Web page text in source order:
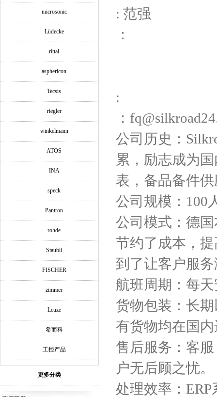
microsonic
Lüdecke
rittal
asphericon
Tecsis
riegler
winkelmann
ATOS
INA
speck
Pantron
rohde
Staubli
FISCHER
zimmer
Leuze
希而科
工控产品
更多分类
: 范强
：
:
：
公司历史：
累，励志成为
表，备品备件
公司规模：100
公司模式：德
节约了成本，
到了让客户服
航班周期：每
货物包装：长
有货物均在国
售后服务：客
户无后顾之忧。
处理效率：